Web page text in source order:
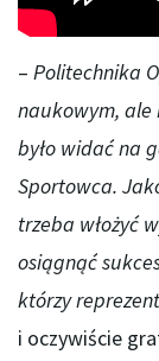
– Politechnika
naukowym, ale
było widać na
Sportowca.
trzeba włożyć
osiągnąć
którzy
i oczywiście